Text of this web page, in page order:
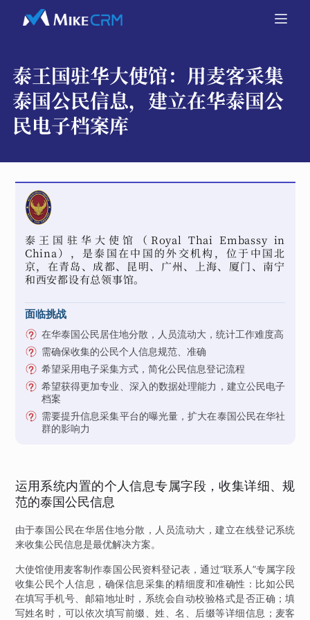
泰王国驻华大使馆： 用麦客采集
泰国公民信息，建立在华泰国公
民电子档案库
泰王国驻华大使馆（Royal Thai Embassy in
China），是泰国在中国的外交机构，位于中国北
京，在青岛、成都、昆明、广州、上海、厦门、南宁
和西安都设有总领事馆。
面临挑战
在华泰国公民居住地分散，人员流动大，统计工作难度高
需确保收集的公民个人信息规范、准确
希望采用电子采集方式，简化公民信息登记流程
希望获得更加专业、深入的数据处理能力，建立公民电子
档案
需要提升信息采集平台的曝光量，扩大在泰国公民在华社
群的影响力
运用系统内置的个人信息专属字段，收集详细、规
范的泰国公民信息
由于泰国公民在华居住地分散，人员流动大，建立在线登记系统
来收集公民信息是最优解决方案。
大使馆使用麦客制作泰国公民资料登记表，通过“联系人”专属字段
收集公民个人信息，确保信息采集的精细度和准确性：比如公民
在填写手机号、邮箱地址时，系统会自动校验格式是否正确；填
写姓名时，可以依次填写前缀、姓、名、后缀等详细信息；麦客